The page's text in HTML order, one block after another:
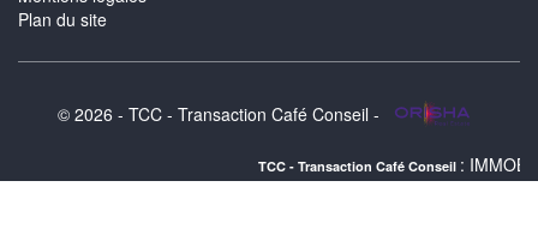
Plan du site
© 2026 - TCC - Transaction Café Conseil -
TCC - Transaction Café Conseil: IMMOBILIER